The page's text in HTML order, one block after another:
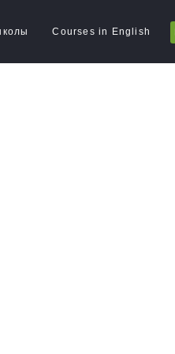
Courses in English